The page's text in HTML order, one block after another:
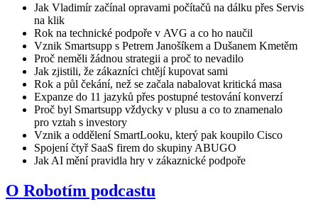
Jak Vladimír začínal opravami počítačů na dálku přes Servis
na klik
Rok na technické podpoře v AVG a co ho naučil
Vznik Smartsupp s Petrem Janošíkem a Dušanem Kmetěm
Proč neměli žádnou strategii a proč to nevadilo
Jak zjistili, že zákazníci chtějí kupovat sami
Rok a půl čekání, než se začala nabalovat kritická masa
Expanze do 11 jazyků přes postupné testování konverzí
Proč byl Smartsupp vždycky v plusu a co to znamenalo
pro vztah s investory
Vznik a oddělení SmartLooku, který pak koupilo Cisco
Spojení čtyř SaaS firem do skupiny ABUGO
Jak AI mění pravidla hry v zákaznické podpoře
O Robotím podcastu